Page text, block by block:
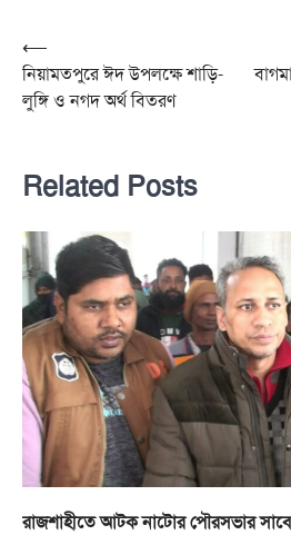
Post
navigation
⟵
নিয়ামতপুরে ঈদ উপলক্ষে শাড়ি-
লুঙ্গি ও নগদ অর্থ বিতরণ
Related Posts
রাজশাহীতে আটক নাটোর পৌরসভার